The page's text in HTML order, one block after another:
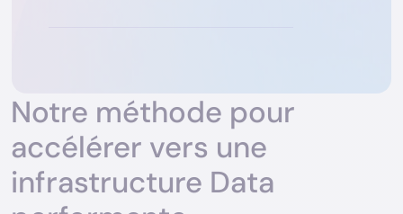
Notre méthode pour
accélérer vers une
infrastructure Data